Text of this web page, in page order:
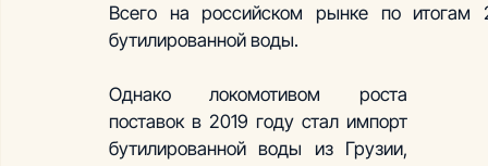
Всего на российском рынке по итогам
бутилированной воды.
Однако локомотивом роста
поставок в 2019 году стал импорт
бутилированной воды из Грузии,